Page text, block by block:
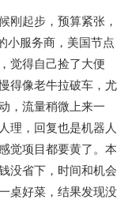
刚起步，预算紧张，
小服务商，美国节点
觉得自己捡了大便
得像老牛拉破车，尤
，流量稍微上来一
理，回复也是机器人
觉项目都要黄了。本
没省下，时间和机会
桌好菜，结果发现没